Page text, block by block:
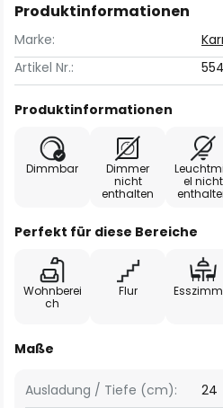
Produktinformationen
Marke:
Artikel Nr.:
Produktinformationen
Dimmbar
Dimmer
nicht
enthalten
el nicht
Perfekt für diese Bereiche
Wohnberei
ch
Flur
Maße
Ausladung / Tiefe (cm):
24